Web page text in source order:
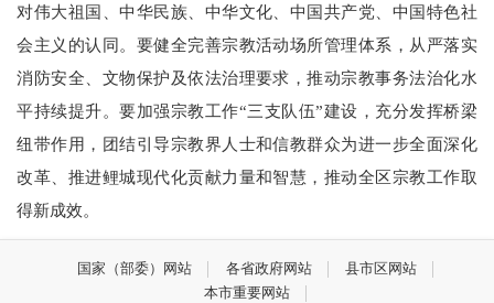
对伟大祖国、中华民族、中华文化、中国共产党、中国特色社
会主义的认同。要健全完善宗教活动场所管理体系，从严落实
消防安全、文物保护及依法治理要求，推动宗教事务法治化水
平持续提升。要加强宗教工作“三支队伍”建设，充分发挥桥梁
纽带作用，团结引导宗教界人士和信教群众为进一步全面深化
改革、推进鲤城现代化贡献力量和智慧，推动全区宗教工作取
得新成效。
国家（部委）网站 各省政府网站
县市区网站
本市重要网站